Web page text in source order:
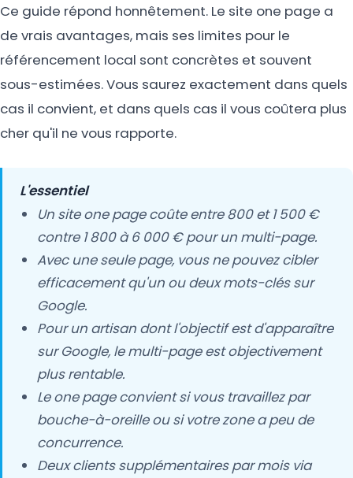
Ce guide répond honnêtement. Le site one page a
de vrais avantages, mais ses limites pour le
référencement local sont concrètes et souvent
sous-estimées. Vous saurez exactement dans quels
cas il convient, et dans quels cas il vous coûtera plus
cher qu'il ne vous rapporte.
L'essentiel
Un site one page coûte entre 800 et 1 500 €
contre 1 800 à 6 000 € pour un multi-page.
Avec une seule page, vous ne pouvez cibler
efficacement qu'un ou deux mots-clés sur
Google.
Pour un artisan dont l'objectif est d'apparaître
sur Google, le multi-page est objectivement
plus rentable.
Le one page convient si vous travaillez par
bouche-à-oreille ou si votre zone a peu de
concurrence.
Deux clients supplémentaires par mois via